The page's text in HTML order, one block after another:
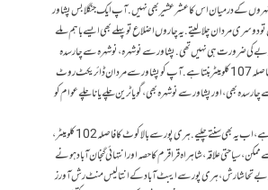
کے درمیان اس کا عشرعشیر بھی نہیں. آپ ایک جنگلا بس پشاور
تو دوسری مردان چلا لیتے. یہ چاروں اضلاع تو پہلے بھی ایسے باہم ملے
ضرورت ہی نہیں تھی. پشاور سے نوشہرہ، نوشہرہ سے چارسدہ
اور چارسدہ سے مردان کل فاصلہ 107 کلومیٹر بنتا ہے. آپ کو پشاور سے مردان ڈائریکٹ روٹ
بھی، اور پشاور سے نوشہرہ بھی، گویا ٹرین چلے یا نا چلے عوام کو
کہاں کے عوام کو فرق پڑتا ہے، اب یہ بھی سنتے چلیے. ہری پور سے بالاکوٹ کا فاصلہ 102 کلومیٹر،
علاقہ، شاہراہ قراقرم کا حصہ اور انتہائی گنجان آباد ہونے
تحاشا رش، ہری پور سے ایبٹ آباد کے انتالیس منٹ رش آورز